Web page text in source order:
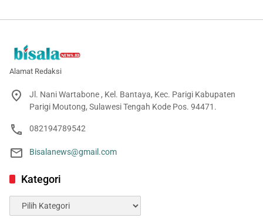
Alamat Redaksi
Jl. Nani Wartabone , Kel. Bantaya, Kec. Parigi Kabupaten
Parigi Moutong, Sulawesi Tengah Kode Pos. 94471.
082194789542
Bisalanews@gmail.com
Kategori
Kategori